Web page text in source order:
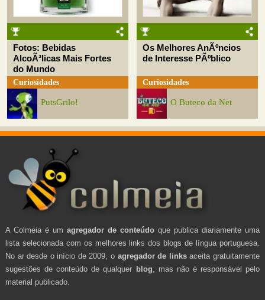
Fotos: Bebidas
AlcoÃ³licas Mais Fortes
do Mundo
Curiosidades
PutsGrilo!
Os Melhores AnÃºncios
de Interesse PÃºblico
Curiosidades
O Buteco da Net
A Colmeia é um agregador de conteúdo que publica diariamente uma
lista selecionada com os melhores links dos blogs de língua portuguesa.
No ar desde o início de 2009, o agregador de linksaceita gratuitamente
sugestões de conteúdo de qualquer blog , mas não é responsável pelo
material publicado.